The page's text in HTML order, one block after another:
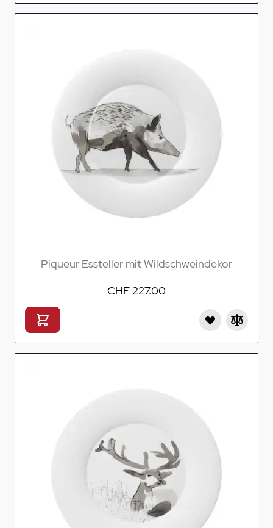
Piqueur Essteller mit Wildschweindekor
CHF 227.00